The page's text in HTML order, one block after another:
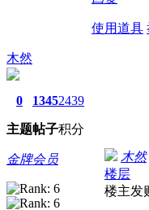
使用道具
木然
0
主题
1345
帖子
2439
积分
金牌会员 木然
楼层
楼主发